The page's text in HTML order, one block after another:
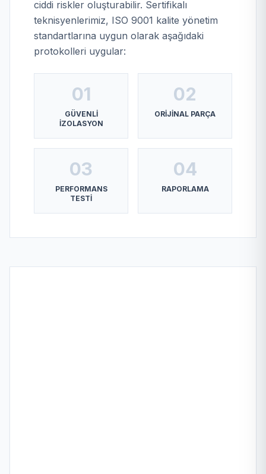
ciddi riskler oluşturabilir. Sertifikalı
teknisyenlerimiz, ISO 9001 kalite yönetim
standartlarına uygun olarak aşağıdaki
protokolleri uygular:
01
GÜVENLI
İZOLASYON
02
ORIJINAL PARÇA
03
PERFORMANS
TESTI
04
RAPORLAMA